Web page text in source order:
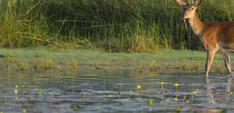
berlin
nord
wahrheit